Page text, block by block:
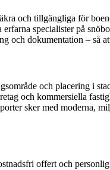
och tillgängliga för
specialister på
dokumentation – så
och placering i
och kommersiella
sker med moderna,
offert och